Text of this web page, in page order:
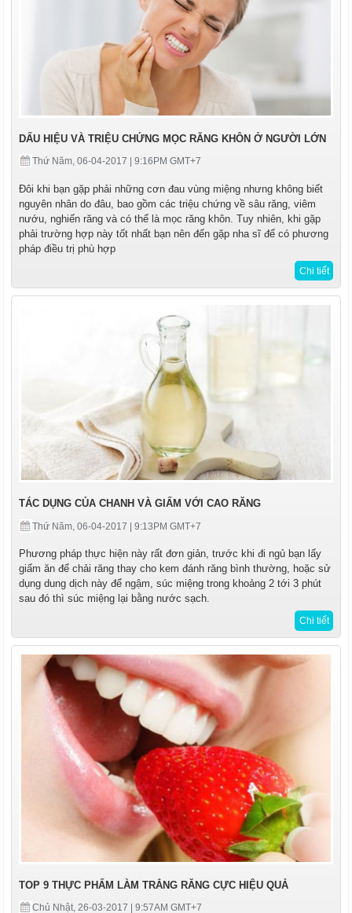
DẤU HIỆU VÀ TRIỆU CHỨNG MỌC RĂNG KHÔN Ở NGƯỜI LỚN
Thứ Năm, 06-04-2017 | 9:16PM GMT+7
Đôi khi bạn gặp phải những cơn đau vùng miệng nhưng không biết
nguyên nhân do đâu, bao gồm các triệu chứng về sâu răng, viêm
nướu, nghiến răng và có thể là mọc răng khôn. Tuy nhiên, khi gặp
phải trường hợp này tốt nhất bạn nên đến gặp nha sĩ để có phương
pháp điều trị phù hợp
Chi tiết
TÁC DỤNG CỦA CHANH VÀ GIẤM VỚI CAO RĂNG
Thứ Năm, 06-04-2017 | 9:13PM GMT+7
Phương pháp thực hiện này rất đơn giản, trước khi đi ngủ bạn lấy
giấm ăn để chải răng thay cho kem đánh răng bình thường, hoặc sử
dụng dung dịch này để ngậm, súc miệng trong khoảng 2 tới 3 phút
sau đó thì súc miệng lại bằng nước sạch.
Chi tiết
TOP 9 THỰC PHẨM LÀM TRẮNG RĂNG CỰC HIỆU QUẢ
Chủ Nhật, 26-03-2017 | 9:57AM GMT+7